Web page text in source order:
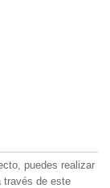
puedes realizar
través de este